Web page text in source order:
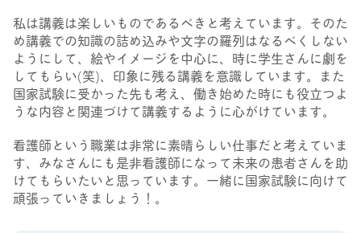
私は講義は楽しいものであるべきと考えています。そのた
め講義での知識の詰め込みや文字の羅列はなるべくしない
ようにして、絵やイメージを中心に、時に学生さんに劇を
してもらい(笑)、印象に残る講義を意識しています。また
国家試験に受かった先も考え、働き始めた時にも役立つよ
うな内容と関連づけて講義するように心がけています。
看護師という職業は非常に素晴らしい仕事だと考えていま
す、みなさんにも是非看護師になって未来の患者さんを助
けてもらいたいと思っています。一緒に国家試験に向けて
頑張っていきましょう！。